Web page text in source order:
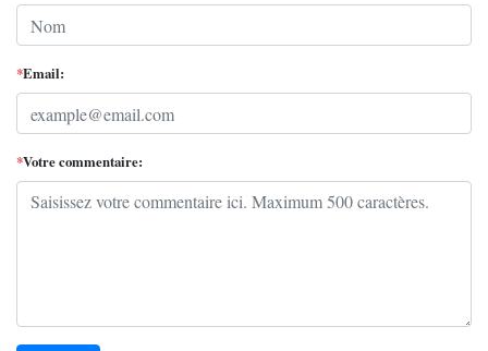
*Email:
*Votre commentaire: